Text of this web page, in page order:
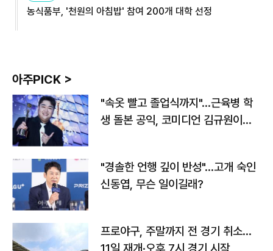
농식품부, '천원의 아침밥' 참여 200개 대학 선정
아주PICK >
"속옷 빨고 졸업식까지"…근육병 학
생 돌본 공익, 코미디언 김규원이었
"경솔한 언행 깊이 반성"…고개 숙인
신동엽, 무슨 일이길래?
프로야구, 주말까지 전 경기 취소…
11일 재개·오후 7시 경기 시작